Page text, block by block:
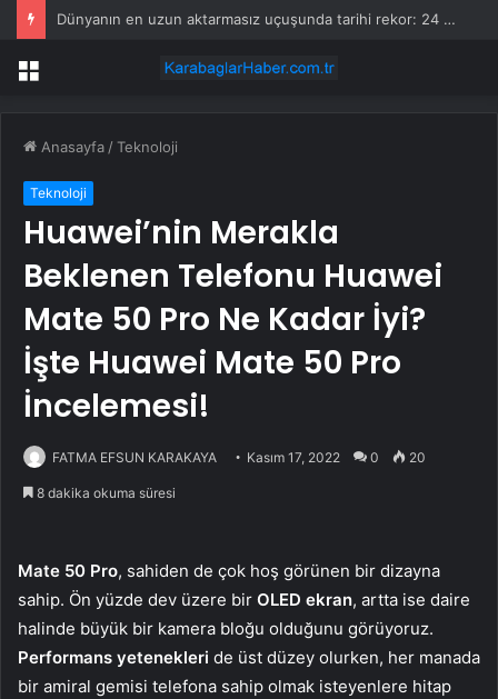
Dünyanın en uzun aktarmasız uçuşunda tarihi rekor: 24 saatten fazla havada kaldılar
Menü
Anasayfa /Teknoloji
Teknoloji
Huawei’nin Merakla
Beklenen Telefonu Huawei
Mate 50 Pro Ne Kadar İyi?
İşte Huawei Mate 50 Pro
İncelemesi!
FATMA EFSUN KARAKAYA Kasım 17, 2022 0 20
8 dakika okuma süresi
Mate 50 Pro, sahiden de çok hoş görünen bir dizayna
sahip. Ön yüzde dev üzere bir OLED ekran, artta ise daire
halinde büyük bir kamera bloğu olduğunu görüyoruz.
Performans yetenekleri de üst düzey olurken, her manada
bir amiral gemisi telefona sahip olmak isteyenlere hitap